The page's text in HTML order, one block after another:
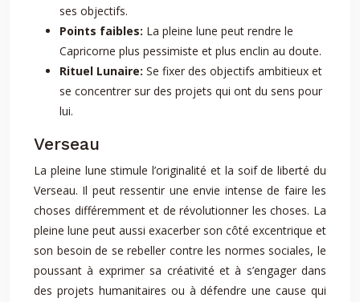
ses objectifs.
Points faibles: La pleine lune peut rendre le
Capricorne plus pessimiste et plus enclin au doute.
Rituel Lunaire: Se fixer des objectifs ambitieux et
se concentrer sur des projets qui ont du sens pour
lui.
Verseau
La pleine lune stimule l’originalité et la soif de liberté du
Verseau. Il peut ressentir une envie intense de faire les
choses différemment et de révolutionner les choses. La
pleine lune peut aussi exacerber son côté excentrique et
son besoin de se rebeller contre les normes sociales, le
poussant à exprimer sa créativité et à s’engager dans
des projets humanitaires ou à défendre une cause qui